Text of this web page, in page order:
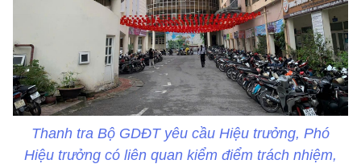
Thanh tra Bộ GDĐT yêu cầu Hiệu trưởng, Phó
Hiệu trưởng có liên quan kiểm điểm trách nhiệm,